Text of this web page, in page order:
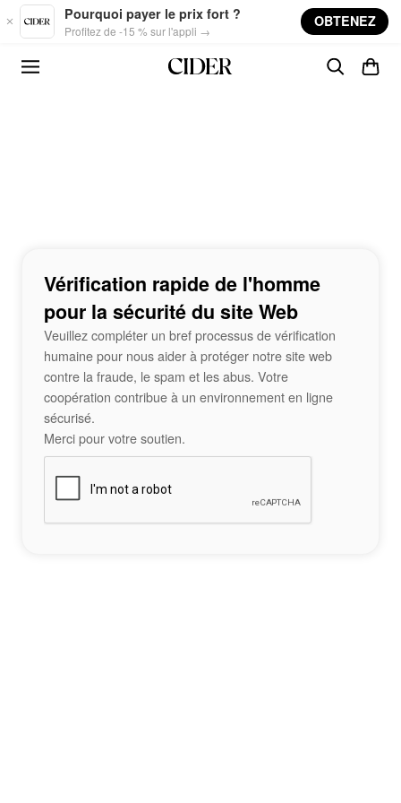
Skip to main content
Pourquoi payer le prix fort ?
Profitez de -15 % sur l'appli →
OBTENEZ
Vérification rapide de l'homme
pour la sécurité du site Web
Veuillez compléter un bref processus de vérification
humaine pour nous aider à protéger notre site web
contre la fraude, le spam et les abus. Votre
coopération contribue à un environnement en ligne
sécurisé.
Merci pour votre soutien.